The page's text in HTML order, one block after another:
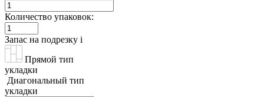
Количество упаковок:
Запас на подрезку i
Прямой тип
укладки
Диагональный тип
укладки